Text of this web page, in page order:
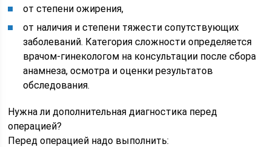
от степени ожирения,
от наличия и степени тяжести сопутствующих
заболеваний. Категория сложности определяется
врачом-гинекологом на консультации после сбора
анамнеза, осмотра и оценки результатов
обследования.
Нужна ли дополнительная диагностика перед
операцией?
Перед операцией надо выполнить: